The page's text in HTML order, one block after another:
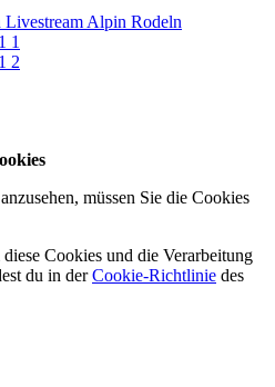
Livestream Alpin Rodeln
müssen Sie die Cookies
Cookies und die Verarbeitung
du in derCookie-Richtlinie des